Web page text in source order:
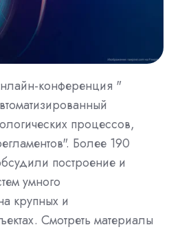
конференция "
процессов,
Более 190
построение и
умного
крупных и
Смотреть материалы